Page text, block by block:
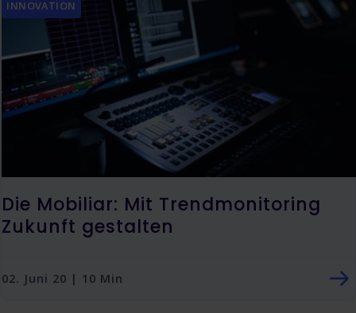
INNOVATION
Die Mobiliar: Mit Trendmonitoring
Zukunft gestalten
02. Juni 20 | 10 Min